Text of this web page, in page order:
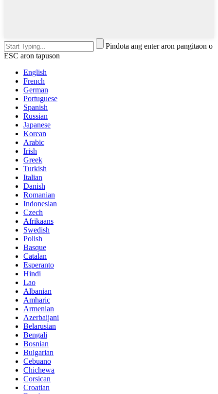
Pindota ang enter aron pangitaon o
ESC aron tapuson
English
French
German
Portuguese
Spanish
Russian
Japanese
Korean
Arabic
Irish
Greek
Turkish
Italian
Danish
Romanian
Indonesian
Czech
Afrikaans
Swedish
Polish
Basque
Catalan
Esperanto
Hindi
Lao
Albanian
Amharic
Armenian
Azerbaijani
Belarusian
Bengali
Bosnian
Bulgarian
Cebuano
Chichewa
Corsican
Croatian